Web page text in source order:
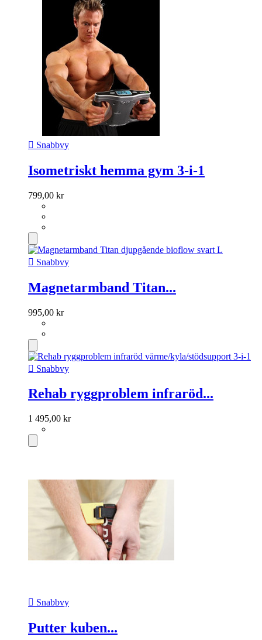
 Snabbvy
Isometriskt hemma gym 3-i-1
799,00 kr
 Snabbvy
Magnetarmband Titan...
995,00 kr
 Snabbvy
Rehab ryggproblem infraröd...
1 495,00 kr
 Snabbvy
Putter kuben...